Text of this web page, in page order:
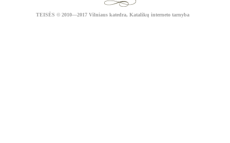
TEISĖS © 2010—2017 Vilniaus katedra, Katalikų interneto tarnyba